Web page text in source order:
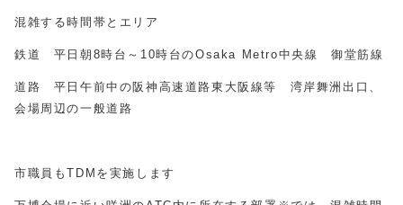
混雑する時間帯とエリア
鉄道 平日朝8時台～ 10時台のOsaka Metro中央線 御堂筋線
道路 平日午前中の阪神高速道路東大阪線等 湾岸舞洲出口、
会場周辺の一般道路
市職員もTDM を実施します